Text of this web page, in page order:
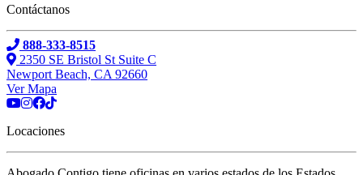
Contáctanos
888-333-8515
2350 SE Bristol St Suite C
Newport Beach, CA 92660
Ver Mapa
Locaciones